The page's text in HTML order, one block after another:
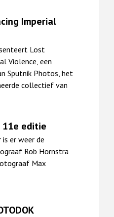
Imperial
Lost
Violence, een
Sputnik Photos, het
collectief van
11e editie
er weer de
Rob Hornstra
Max